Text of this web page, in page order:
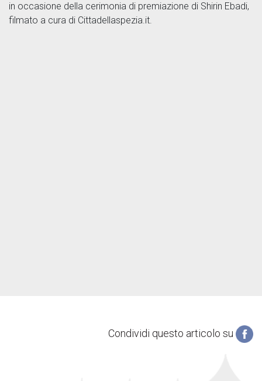
in occasione della cerimonia di premiazione di Shirin Ebadi,
filmato a cura di Cittadellaspezia.it.
Condividi questo articolo su